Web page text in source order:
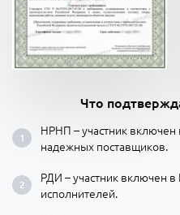
Что
НРНП – участник
надежных поставщиков.
РДИ – участник включен
исполнителей.